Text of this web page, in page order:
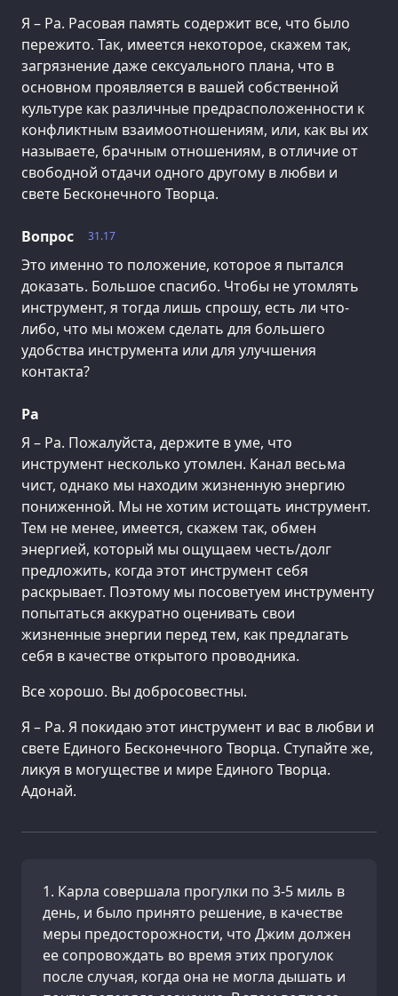
Я – Ра. Расовая память содержит все, что было
пережито. Так, имеется некоторое, скажем так,
загрязнение даже сексуального плана, что в
основном проявляется в вашей собственной
культуре как различные предрасположенности к
конфликтным взаимоотношениям, или, как вы их
называете, брачным отношениям, в отличие от
свободной отдачи одного другому в любви и
свете Бесконечного Творца.
31.17
Вопрос
Это именно то положение, которое я пытался
доказать. Большое спасибо. Чтобы не утомлять
инструмент, я тогда лишь спрошу, есть ли что-
либо, что мы можем сделать для большего
удобства инструмента или для улучшения
контакта?
Ра
Я – Ра. Пожалуйста, держите в уме, что
инструмент несколько утомлен. Канал весьма
чист, однако мы находим жизненную энергию
пониженной. Мы не хотим истощать инструмент.
Тем не менее, имеется, скажем так, обмен
энергией, который мы ощущаем честь/долг
предложить, когда этот инструмент себя
раскрывает. Поэтому мы посоветуем инструменту
попытаться аккуратно оценивать свои
жизненные энергии перед тем, как предлагать
себя в качестве открытого проводника.
Все хорошо. Вы добросовестны.
Я – Ра. Я покидаю этот инструмент и вас в любви и
свете Единого Бесконечного Творца. Ступайте же,
ликуя в могуществе и мире Единого Творца.
Адонай.
Карла совершала прогулки по 3-5 миль в
день, и было принято решение, в качестве
меры предосторожности, что Джим должен
ее сопровождать во время этих прогулок
после случая, когда она не могла дышать и